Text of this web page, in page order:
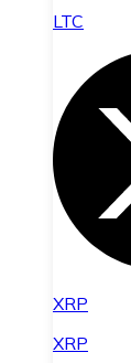
LTC
XRP
XRP